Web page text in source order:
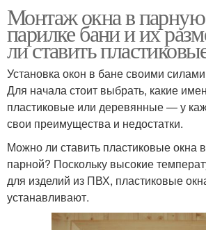
Монтаж окна в
парилке бани и их
ли ставить
Установка окон в бане своими
Для начала стоит выбрать, какие
пластиковые или деревянные — у
свои преимущества и недостатки.
Можно ли ставить пластиковые окна
парной? Поскольку высокие
для изделий из ПВХ, пластиковые
устанавливают.